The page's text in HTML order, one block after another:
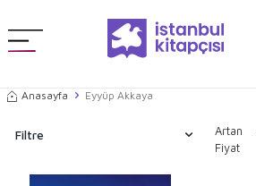
Anasayfa Eyyüp Akkaya
Filtre
Artan
Fiyat